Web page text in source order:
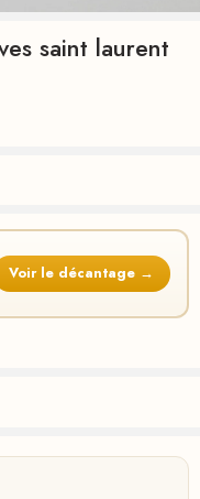
saint laurent
Voir le décantage →